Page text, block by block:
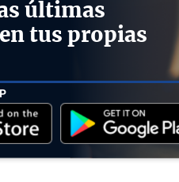
últimas
tus propias